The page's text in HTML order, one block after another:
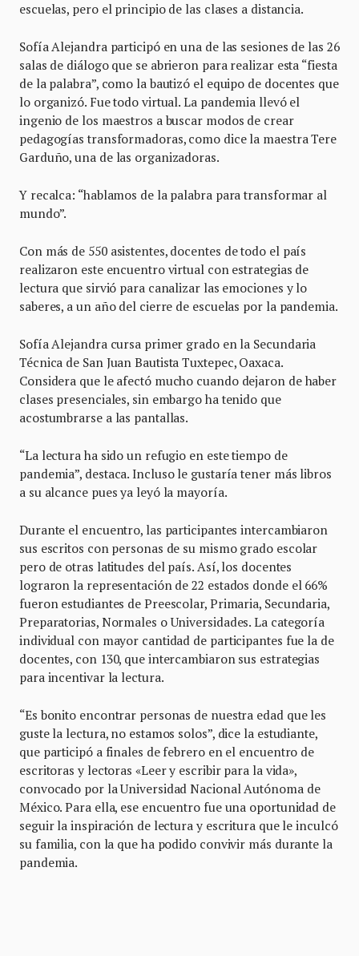
escuelas, pero el principio de las clases a distancia.
Sofía Alejandra participó en una de las sesiones de las 26
salas de diálogo que se abrieron para realizar esta “fiesta
de la palabra”, como la bautizó el equipo de docentes que
lo organizó. Fue todo virtual. La pandemia llevó el
ingenio de los maestros a buscar modos de crear
pedagogías transformadoras, como dice la maestra Tere
Garduño, una de las organizadoras.
Y recalca: “hablamos de la palabra para transformar al
mundo”.
Con más de 550 asistentes, docentes de todo el país
realizaron este encuentro virtual con estrategias de
lectura que sirvió para canalizar las emociones y lo
saberes, a un año del cierre de escuelas por la pandemia.
Sofía Alejandra cursa primer grado en la Secundaria
Técnica de San Juan Bautista Tuxtepec, Oaxaca.
Considera que le afectó mucho cuando dejaron de haber
clases presenciales, sin embargo ha tenido que
acostumbrarse a las pantallas.
“La lectura ha sido un refugio en este tiempo de
pandemia”, destaca. Incluso le gustaría tener más libros
a su alcance pues ya leyó la mayoría.
Durante el encuentro, las participantes intercambiaron
sus escritos con personas de su mismo grado escolar
pero de otras latitudes del país. Así, los docentes
lograron la representación de 22 estados donde el 66%
fueron estudiantes de Preescolar, Primaria, Secundaria,
Preparatorias, Normales o Universidades. La categoría
individual con mayor cantidad de participantes fue la de
docentes, con 130, que intercambiaron sus estrategias
para incentivar la lectura.
“Es bonito encontrar personas de nuestra edad que les
guste la lectura, no estamos solos”, dice la estudiante,
que participó a finales de febrero en el encuentro de
escritoras y lectoras «Leer y escribir para la vida»,
convocado por la Universidad Nacional Autónoma de
México. Para ella, ese encuentro fue una oportunidad de
seguir la inspiración de lectura y escritura que le inculcó
su familia, con la que ha podido convivir más durante la
pandemia.